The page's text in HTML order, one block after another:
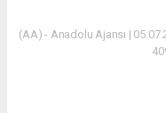
(AA) - Anadolu Ajansı |